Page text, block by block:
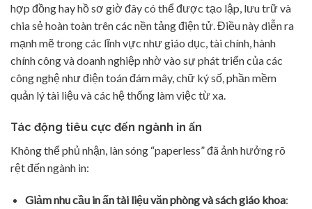
hợp đồng hay hồ sơ giờ đây có thể được tạo lập, lưu trữ và
chia sẻ hoàn toàn trên các nền tảng điện tử. Điều này diễn ra
mạnh mẽ trong các lĩnh vực như giáo dục, tài chính, hành
chính công và doanh nghiệp nhờ vào sự phát triển của các
công nghệ như điện toán đám mây, chữ ký số, phần mềm
quản lý tài liệu và các hệ thống làm việc từ xa.
Tác động tiêu cực đến ngành in ấn
Không thể phủ nhận, làn sóng “paperless” đã ảnh hưởng rõ
rệt đến ngành in:
Giảm nhu cầu in ấn tài liệu văn phòng và sách giáo khoa: